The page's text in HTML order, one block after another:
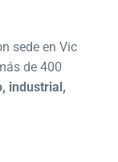
sede en Vic
de 400
industrial,